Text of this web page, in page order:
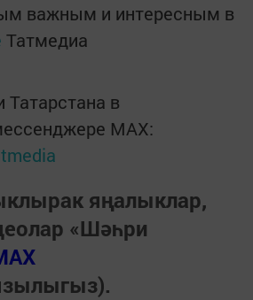
важным и интересным в
Татмедиа
Татарстана в
MАХ:
яңалыклар,
«Шәһри